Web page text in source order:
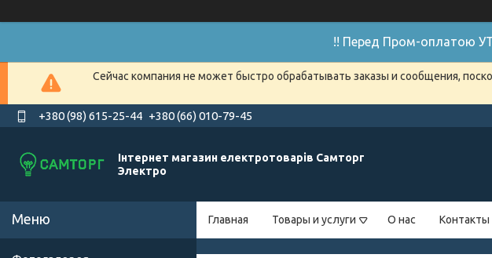
!! Перед Пром-оплатою
Сейчас компания не может быстро обрабатывать заказы и сообщения,
+380 (98) 615-25-44 +380 (66) 010-79-45
Інтернет магазин електротоварів Самторг
Электро
Главная Товары и услуги О нас Контакты